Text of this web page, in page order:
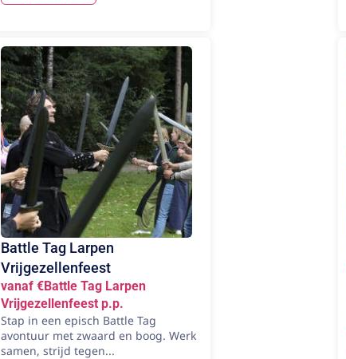
Battle Tag Larpen
Vrijgezellenfeest
vanaf €Battle Tag Larpen
Vrijgezellenfeest p.p.
Stap in een episch Battle Tag
avontuur met zwaard en boog. Werk
samen, strijd tegen...